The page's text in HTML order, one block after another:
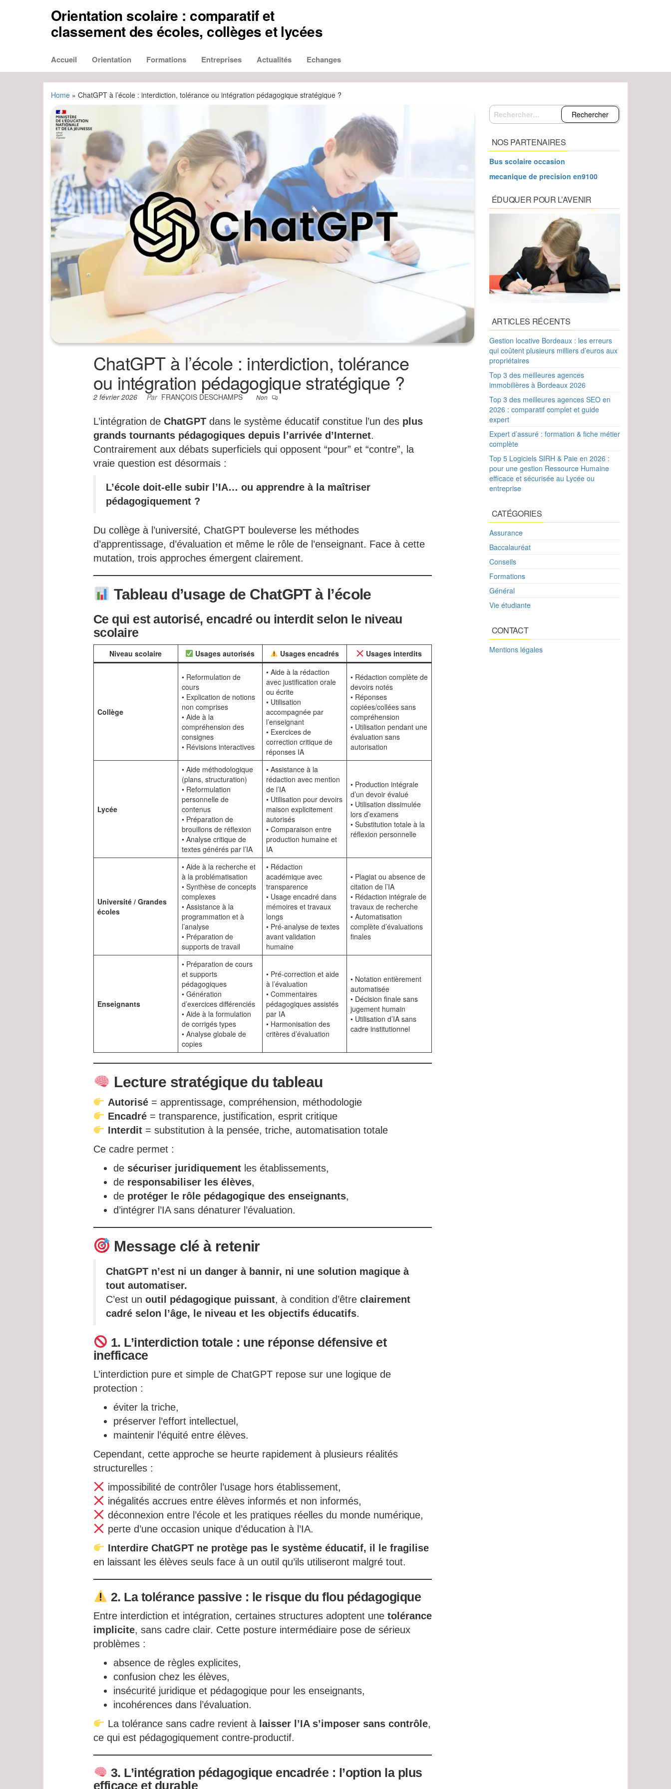
Orientation scolaire : comparatif et
classement des écoles, collèges et lycées
Accueil Orientation Formations Entreprises Actualités Echanges
Home » ChatGPT à l’école : interdiction, tolérance ou intégration pédagogique stratégique ?
ChatGPT à l’école : interdiction, tolérance
ou intégration pédagogique stratégique ?
2 février 2026 Par FRANÇOIS DESCHAMPS Non
L’intégration de ChatGPTdans le système éducatif constitue l’un des plus
grands tournants pédagogiques depuis l’arrivée d’Internet.
Contrairement aux débats superficiels qui opposent “pour” et “contre”, la
vraie question est désormais :
L’école doit-elle subir l’IA… ou apprendre à la maîtriser
pédagogiquement ?
Du collège à l’université, ChatGPT bouleverse les méthodes
d’apprentissage, d’évaluation et même le rôle de l’enseignant. Face à cette
mutation, trois approches émergent clairement.
Tableau d’usage de ChatGPTà l’école
Ce qui estautorisé, encadré ou interditselon le niveau
scolaire
Niveau scolaire Usages autorisés Usages encadrés Usages interdits
Collège
• Reformulation de
cours
• Explication de notions
non comprises
• Aide à la
compréhension des
consignes
• Révisions interactives
• Aide à la rédaction
avec justification orale
ou écrite
• Utilisation
accompagnée par
l’enseignant
• Exercices de
correction critique de
réponses IA
• Rédaction complète de
devoirs notés
• Réponses
copiées/collées sans
compréhension
• Utilisation pendant une
évaluation sans
autorisation
Lycée
• Aide méthodologique
(plans, structuration)
• Reformulation
personnelle de
contenus
• Préparation de
brouillons de réflexion
• Analyse critique de
textes générés par l’IA
• Assistance à la
rédaction avec mention
de l’IA
• Utilisation pour devoirs
maison explicitement
autorisés
• Comparaison entre
production humaine et
IA
• Production intégrale
d’un devoir évalué
• Utilisation dissimulée
lors d’examens
• Substitution totale à la
réflexion personnelle
Université / Grandes
écoles
• Aide à la recherche et
à la problématisation
• Synthèse de concepts
complexes
• Assistance à la
programmation et à
l’analyse
• Préparation de
supports de travail
• Rédaction
académique avec
transparence
• Usage encadré dans
mémoires et travaux
longs
• Pré-analyse de textes
avant validation
humaine
• Plagiat ou absence de
citation de l’IA
• Rédaction intégrale de
travaux de recherche
• Automatisation
complète d’évaluations
finales
Enseignants
• Préparation de cours
et supports
pédagogiques
• Génération
d’exercices différenciés
• Aide à la formulation
de corrigés types
• Analyse globale de
copies
• Pré-correction et aide
à l’évaluation
• Commentaires
pédagogiques assistés
par IA
• Harmonisation des
critères d’évaluation
• Notation entièrement
automatisée
• Décision finale sans
jugement humain
• Utilisation d’IA sans
cadre institutionnel
Lecture stratégique du tableau
Autorisé= apprentissage, compréhension, méthodologie
Encadré= transparence, justification, esprit critique
Interdit= substitution à la pensée, triche, automatisation totale
Ce cadre permet :
de sécuriser juridiquementles établissements,
de responsabiliser les élèves,
de protéger le rôle pédagogique des enseignants,
d’intégrer l’IA sans dénaturer l’évaluation.
Message clé à retenir
ChatGPT n’est ni un danger à bannir, ni une solution magique à
tout automatiser.
C’est un outil pédagogique puissant, à condition d’être clairement
cadré selon l’âge, le niveau et les objectifs éducatifs.
1. L’interdiction totale : une réponse défensive et
inefficace
L’interdiction pure et simple de ChatGPT repose sur une logique de
protection :
éviter la triche,
préserver l’effort intellectuel,
maintenir l’équité entre élèves.
Cependant, cette approche se heurte rapidement à plusieurs réalités
structurelles :
impossibilité de contrôler l’usage hors établissement,
inégalités accrues entre élèves informés et non informés,
déconnexion entre l’école et les pratiques réelles du monde numérique,
perte d’une occasion unique d’éducation à l’IA.
Interdire ChatGPT ne protège pas le système éducatif, il le fragilise
en laissant les élèves seuls face à un outil qu’ils utiliseront malgré tout.
2. La tolérance passive : le risque du flou pédagogique
Entre interdiction et intégration, certaines structures adoptent une tolérance
implicite, sans cadre clair. Cette posture intermédiaire pose de sérieux
problèmes :
absence de règles explicites,
confusion chez les élèves,
insécurité juridique et pédagogique pour les enseignants,
incohérences dans l’évaluation.
La tolérance sans cadre revient à laisser l’IA s’imposer sans contrôle,
ce qui est pédagogiquement contre-productif.
3. L’intégration pédagogique encadrée : l’option la plus
efficace et durable
Rechercher :
NOS PARTENAIRES
Bus scolaire occasion
mecanique de precision en9100
ÉDUQUER POUR L’AVENIR
ARTICLES RÉCENTS
Gestion locative Bordeaux : les erreurs
qui coûtent plusieurs milliers d’euros aux
propriétaires
Top 3 des meilleures agences
immobilières à Bordeaux 2026
Top 3 des meilleures agences SEO en
2026 : comparatif complet et guide
expert
Expert d’assuré : formation & fiche métier
complète
Top 5 Logiciels SIRH & Paie en 2026 :
pour une gestion Ressource Humaine
efficace et sécurisée au Lycée ou
entreprise
CATÉGORIES
Assurance
Baccalauréat
Conseils
Formations
Général
Vie étudiante
CONTACT
Mentions légales